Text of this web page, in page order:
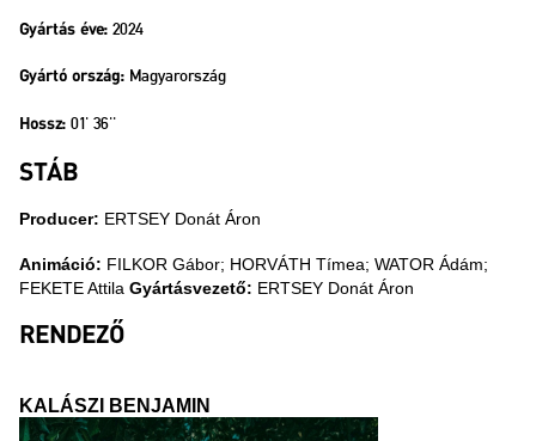
Gyártás éve: 2024
Gyártó ország: Magyarország
Hossz: 01' 36''
STÁB
Producer: ERTSEY Donát Áron
Animáció: FILKOR Gábor; HORVÁTH Tímea; WATOR Ádám;
FEKETE Attila Gyártásvezető: ERTSEY Donát Áron
RENDEZŐ
KALÁSZI BENJAMIN